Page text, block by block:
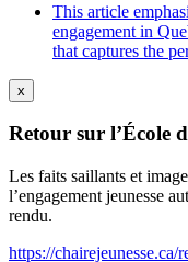
This article
engagement in
that captures the
x
Retour sur l’École
Les faits saillants et
l’engagement jeunesse
rendu.
https://